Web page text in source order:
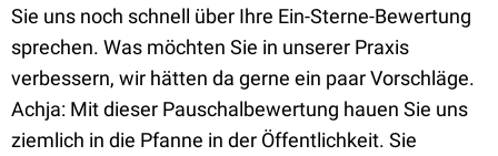
Sie uns noch schnell über Ihre Ein-Sterne-Bewertung
sprechen. Was möchten Sie in unserer Praxis
verbessern, wir hätten da gerne ein paar Vorschläge.
Achja: Mit dieser Pauschalbewertung hauen Sie uns
ziemlich in die Pfanne in der Öffentlichkeit. Sie